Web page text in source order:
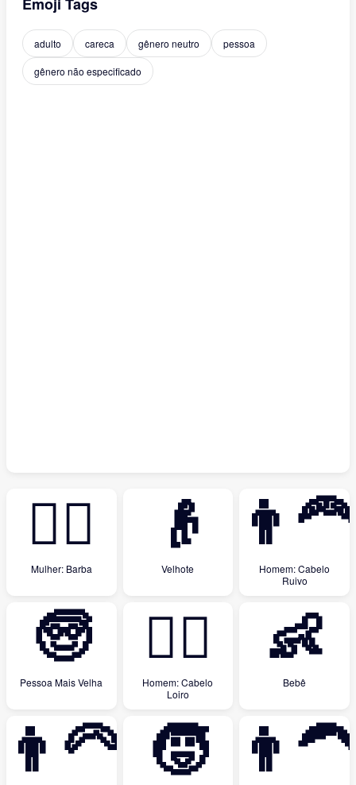
adulto careca gênero neutro pessoa
gênero não especificado
🧔‍♀️
Mulher: Barba
👴
Velhote
👨‍🦰
Homem: Cabelo
Ruivo
🧓
Pessoa Mais Velha
👱‍♂️
Homem: Cabelo
Loiro
👶
Bebê
👨‍🦳 🧒 👨‍🦱